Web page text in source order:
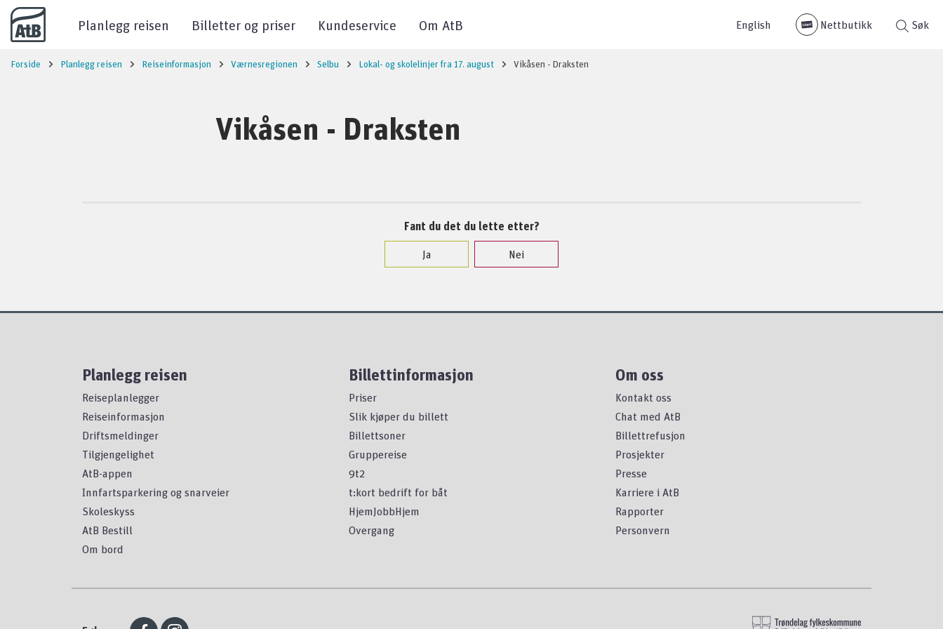
Til innhold
Planlegg reisen Billetter og priser Kundeservice Om AtB English Nettbutikk Søk
Forside Planlegg reisen Reiseinformasjon Værnesregionen Selbu Lokal- og skolelinjer fra 17. august Vikåsen - Draksten
Vikåsen - Draksten
Fant du det du lette etter?
Ja
Nei
Planlegg reisen
Reiseplanlegger
Reiseinformasjon
Driftsmeldinger
Tilgjengelighet
AtB-appen
Innfartsparkering og snarveier
Skoleskyss
AtB Bestill
Om bord
Billettinformasjon
Priser
Slik kjøper du billett
Billettsoner
Gruppereise
9t2
t:kort bedrift for båt
HjemJobbHjem
Overgang
Om oss
Kontakt oss
Chat med AtB
Billettrefusjon
Prosjekter
Presse
Karriere i AtB
Rapporter
Personvern